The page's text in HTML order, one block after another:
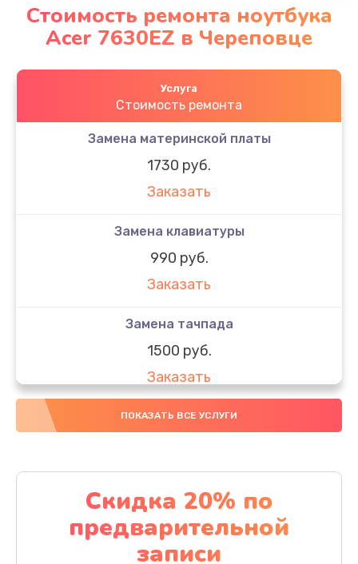
Стоимость ремонта ноутбука
Acer 7630EZ в Череповце
Услуга
Стоимость ремонта
Замена материнской платы
1730 руб.
Заказать
Замена клавиатуры
990 руб.
Заказать
Замена тачпада
1500 руб.
Заказать
Замена южного моста
Заказать
Чистка от пыли
1060 руб.
ПОКАЗАТЬ ВСЕ УСЛУГИ
Скидка 20% по
предварительной
записи